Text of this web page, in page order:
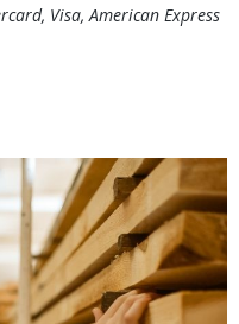
Visa, American Express